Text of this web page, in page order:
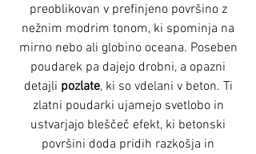
preoblikovan v prefinjeno površino z
nežnim modrim tonom, ki spominja na
mirno nebo ali globino oceana. Poseben
poudarek pa dajejo drobni, a opazni
detajli pozlate, ki so vdelani v beton. Ti
zlatni poudarki ujamejo svetlobo in
ustvarjajo bleščeč efekt, ki betonski
površini doda pridih razkošja in